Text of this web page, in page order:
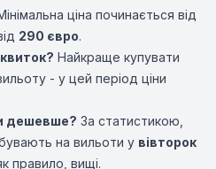
ціна починається від
290 євро.
Найкраще купувати
- у цей період ціни
дешевше? За статистикою,
на вильоти у вівторок
правило, вищі.